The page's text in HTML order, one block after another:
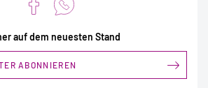
auf dem neuesten Stand
ABONNIEREN